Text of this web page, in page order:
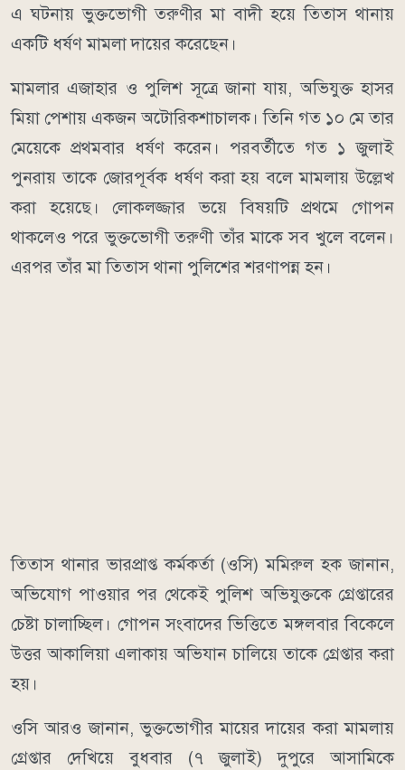
এ ঘটনায় ভুক্তভোগী তরুণীর মা বাদী হয়ে তিতাস থানায়
একটি ধর্ষণ মামলা দায়ের করেছেন।
মামলার এজাহার ও পুলিশ সূত্রে জানা যায়, অভিযুক্ত হাসর
মিয়া পেশায় একজন অটোরিকশাচালক। তিনি গত ১০ মে তার
মেয়েকে প্রথমবার ধর্ষণ করেন। পরবর্তীতে গত ১ জুলাই
পুনরায় তাকে জোরপূর্বক ধর্ষণ করা হয় বলে মামলায় উল্লেখ
করা হয়েছে। লোকলজ্জার ভয়ে বিষয়টি প্রথমে গোপন
থাকলেও পরে ভুক্তভোগী তরুণী তাঁর মাকে সব খুলে বলেন।
এরপর তাঁর মা তিতাস থানা পুলিশের শরণাপন্ন হন।
তিতাস থানার ভারপ্রাপ্ত কর্মকর্তা (ওসি) মমিরুল হক জানান,
অভিযোগ পাওয়ার পর থেকেই পুলিশ অভিযুক্তকে গ্রেপ্তারের
চেষ্টা চালাচ্ছিল। গোপন সংবাদের ভিত্তিতে মঙ্গলবার বিকেলে
উত্তর আকালিয়া এলাকায় অভিযান চালিয়ে তাকে গ্রেপ্তার করা
হয়।
ওসি আরও জানান, ভুক্তভোগীর মায়ের দায়ের করা মামলায়
গ্রেপ্তার দেখিয়ে বুধবার (৭ জুলাই) দুপুরে আসামিকে